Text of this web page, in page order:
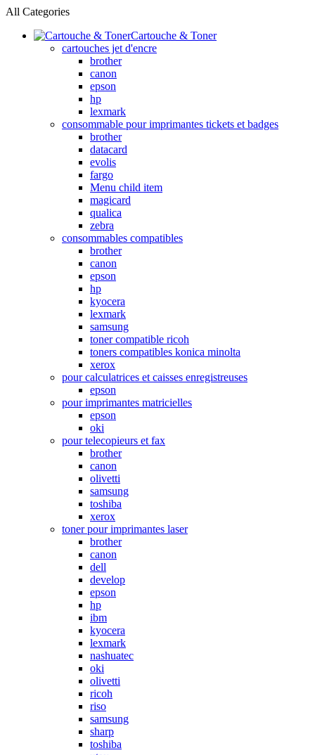
All Categories
Cartouche & Toner
cartouches jet d'encre
brother
canon
epson
hp
lexmark
consommable pour imprimantes tickets et badges
brother
datacard
evolis
fargo
Menu child item
magicard
qualica
zebra
consommables compatibles
brother
canon
epson
hp
kyocera
lexmark
samsung
toner compatible ricoh
toners compatibles konica minolta
xerox
pour calculatrices et caisses enregistreuses
epson
pour imprimantes matricielles
epson
oki
pour telecopieurs et fax
brother
canon
olivetti
samsung
toshiba
xerox
toner pour imprimantes laser
brother
canon
dell
develop
epson
hp
ibm
kyocera
lexmark
nashuatec
oki
olivetti
ricoh
riso
samsung
sharp
toshiba